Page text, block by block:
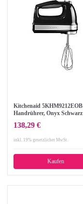
Kitchenaid 5KHM9212EOB
Handrührer, Onyx Schwarz
138,29 €
inkl. 19% gesetzlicher MwSt.
Kaufen